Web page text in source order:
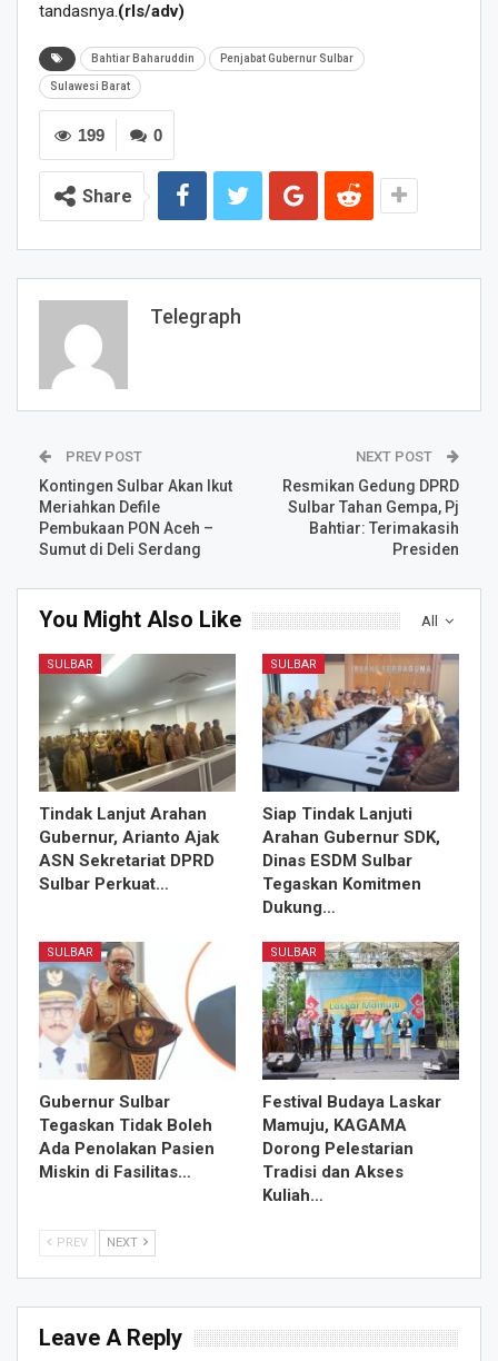
tandasnya.(rls/adv)
Bahtiar Baharuddin Penjabat Gubernur Sulbar
Sulawesi Barat
0
199
Share
Telegraph
PREV POST
Kontingen Sulbar Akan Ikut
Meriahkan Defile
Pembukaan PON Aceh –
Sumut di Deli Serdang
NEXT POST
Resmikan Gedung DPRD
Sulbar Tahan Gempa, Pj
Bahtiar: Terimakasih
Presiden
All
You Might Also Like
SULBAR
Tindak Lanjut Arahan
Gubernur, Arianto Ajak
ASN Sekretariat DPRD
Sulbar Perkuat…
SULBAR
Siap Tindak Lanjuti
Arahan Gubernur SDK,
Dinas ESDM Sulbar
Tegaskan Komitmen
Dukung…
SULBAR
Gubernur Sulbar
Tegaskan Tidak Boleh
Ada Penolakan Pasien
Miskin di Fasilitas…
SULBAR
Festival Budaya Laskar
Mamuju, KAGAMA
Dorong Pelestarian
Tradisi dan Akses
Kuliah…
PREV NEXT
Leave A Reply